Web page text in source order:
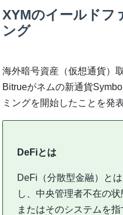
XYMのイールドフ
ング
海外暗号資産（仮想通貨）
Bitrueがネムの新通貨
ミングを開始したことを発
DeFiとは
DeFi（分散型金融）と
し、中央管理者不在の
またはそのシステムを指